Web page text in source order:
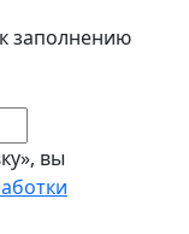
заполнению
вы